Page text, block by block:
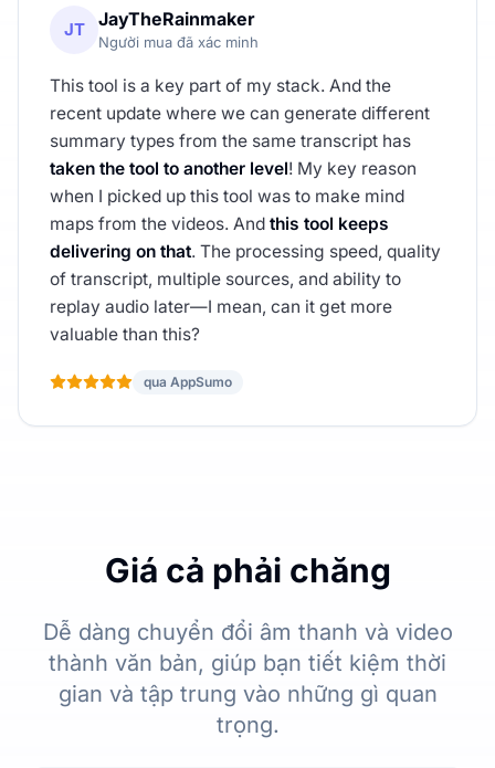
JT JayTheRainmaker
Người mua đã xác minh
This tool is a key part of my stack. And the
recent update where we can generate different
summary types from the same transcript has
taken the tool to another level! My key reason
when I picked up this tool was to make mind
maps from the videos. And this tool keeps
delivering on that. The processing speed, quality
of transcript, multiple sources, and ability to
replay audio later—I mean, can it get more
valuable than this?
qua AppSumo
Giá cả phải chăng
Dễ dàng chuyển đổi âm thanh và video
thành văn bản, giúp bạn tiết kiệm thời
gian và tập trung vào những gì quan
trọng.